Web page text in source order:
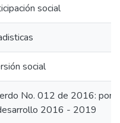
social
social
No. 012 de 2016: por
2016 - 2019